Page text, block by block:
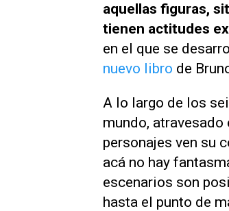
aquellas figuras,
tienen actitudes
en el que se
nuevo libro de
A lo largo de los
mundo,
personajes ven su
acá no hay
escenarios son
hasta el punto de